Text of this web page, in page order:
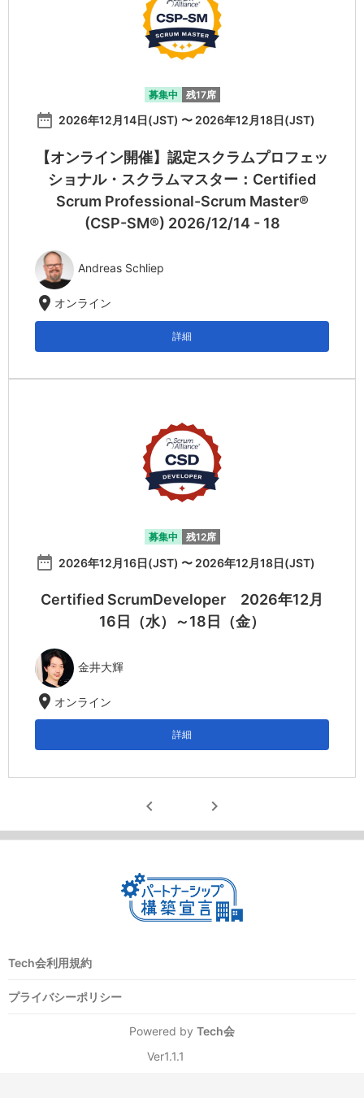
募集中 残17席
date_range 2026年12月14日(JST) 〜 2026年12月18日(JST)
【オンライン開催】認定スクラムプロフェッ
ショナル・スクラムマスター：Certified
Scrum Professional-Scrum Master®
(CSP-SM®) 2026/12/14 - 18
Andreas Schliep
location_on オンライン
詳細
募集中 残12席
date_range 2026年12月16日(JST) 〜 2026年12月18日(JST)
Certified ScrumDeveloper 2026年12月
16日（水）～18日（金）
金井大輝
location_on オンライン
詳細
chevron_left chevron_right
Tech会利用規約
プライバシーポリシー
Powered by Tech会
Ver1.1.1